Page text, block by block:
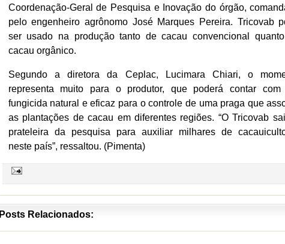
Coordenação-Geral de Pesquisa e Inovação do órgão,
pelo engenheiro agrônomo José Marques Pereira. Tricovab
ser usado na produção tanto de cacau convencional
cacau orgânico.
Segundo a diretora da Ceplac, Lucimara Chiari, o
representa muito para o produtor, que poderá contar com
fungicida natural e eficaz para o controle de uma praga que
as plantações de cacau em diferentes regiões. “O Tricovab
prateleira da pesquisa para auxiliar milhares de
neste país”, ressaltou. (Pimenta)
Posts Relacionados: